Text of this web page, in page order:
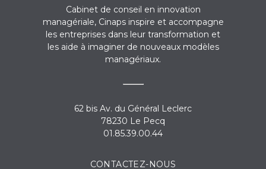
Cabinet de conseil en innovation
managériale, Cinaps inspire et accompagne
les entreprises dans leur transformation et
les aide à imaginer de nouveaux modèles
managériaux.
62 bis Av. du Général Leclerc
78230 Le Pecq
01.85.39.00.44
CONTACTEZ-NOUS